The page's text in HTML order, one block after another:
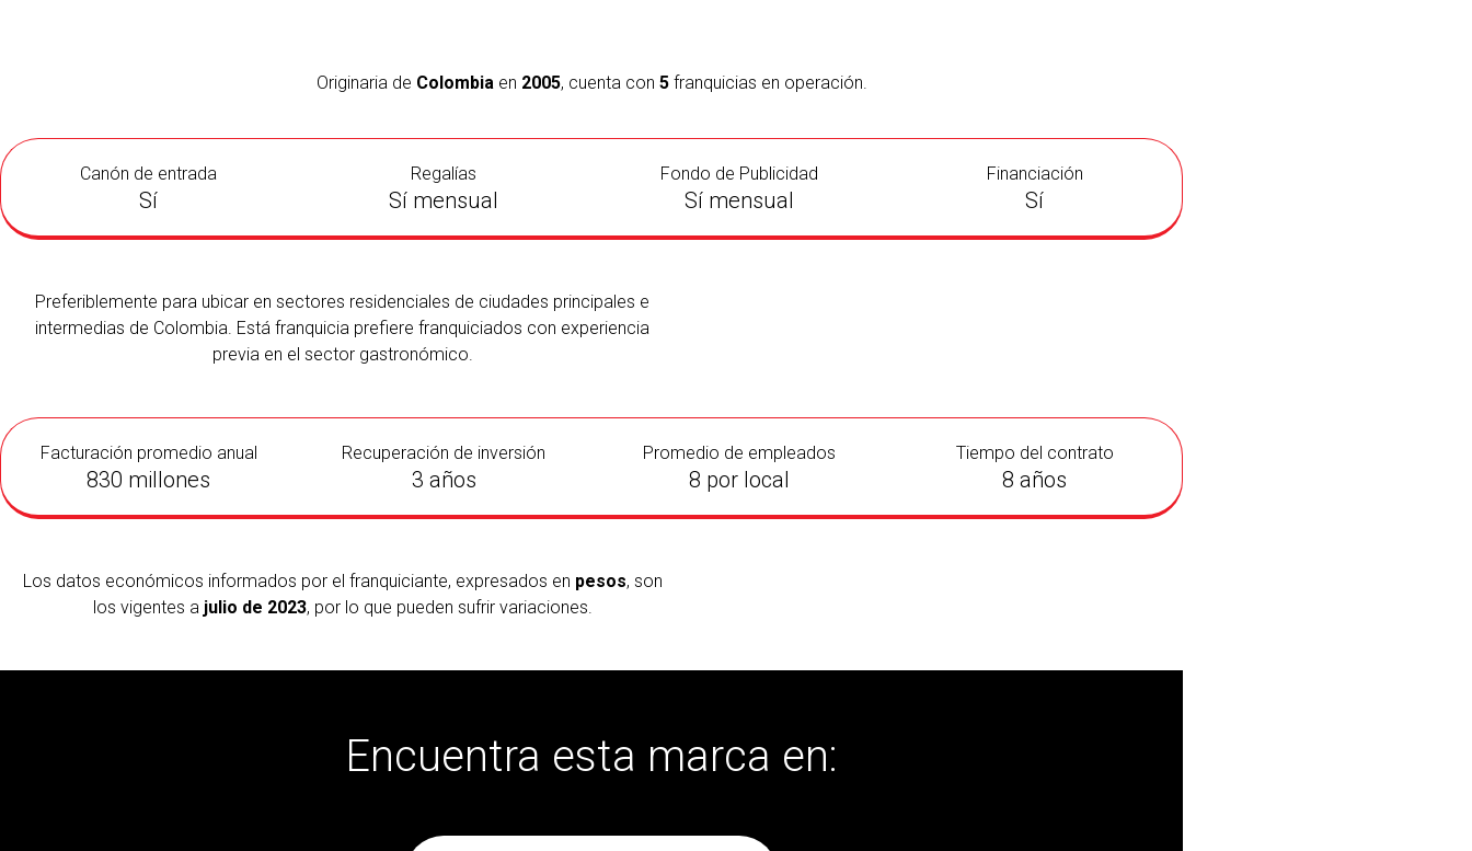
Originaria de Colombiaen 2005, cuenta con 5franquicias en operación.
Canón de entrada
Sí
Regalías
Sí mensual
Fondo de Publicidad
Sí mensual
Financiación
Sí
Preferiblemente para ubicar en sectores residenciales de ciudades principales e
intermedias de Colombia. Está franquicia prefiere franquiciados con experiencia
previa en el sector gastronómico.
Facturación promedio anual
830 millones
Recuperación de inversión
3 años
Promedio de empleados
8 por local
Tiempo del contrato
8 años
Los datos económicos informados por el franquiciante, expresados en pesos, son
los vigentes a julio de 2023, por lo que pueden sufrir variaciones.
Encuentra esta marca en: